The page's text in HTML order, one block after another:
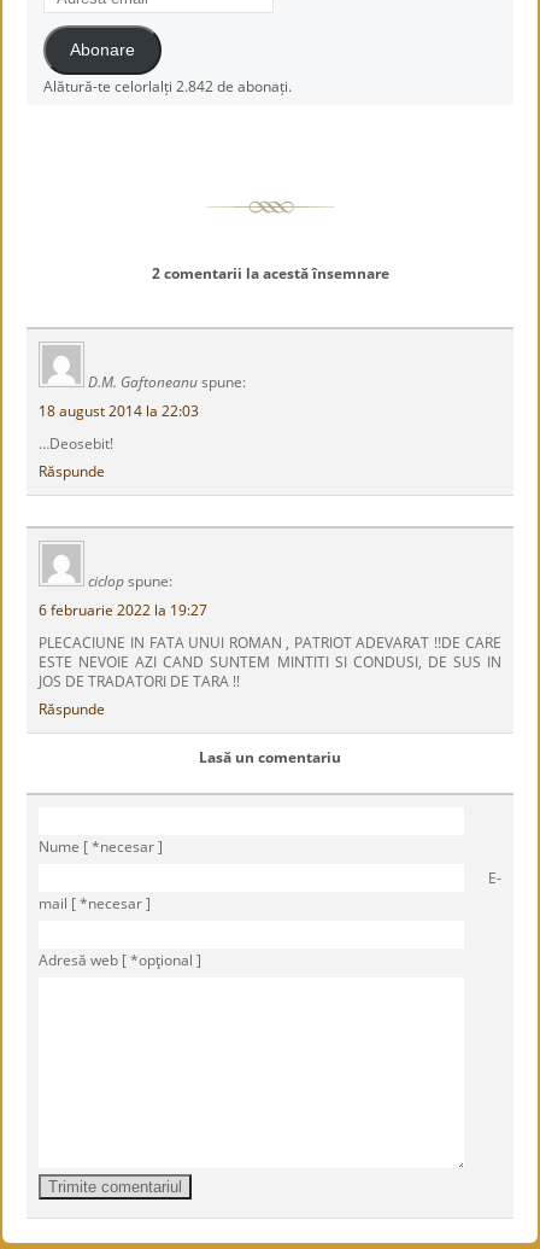
email
Abonare
Alătură-te celorlalți 2.842 de abonați.
2 comentarii la acestă însemnare
D.M. Gaftoneanu spune:
18 august 2014 la 22:03
…Deosebit!
Răspunde
ciclop spune:
6 februarie 2022 la 19:27
PLECACIUNE IN FATA UNUI ROMAN , PATRIOT ADEVARAT !!DE CARE
ESTE NEVOIE AZI CAND SUNTEM MINTITI SI CONDUSI, DE SUS IN
JOS DE TRADATORI DE TARA !!
Răspunde
Lasă un comentariu
Nume [ *necesar ]
E-
mail [ *necesar ]
Adresă web [ *opţional ]